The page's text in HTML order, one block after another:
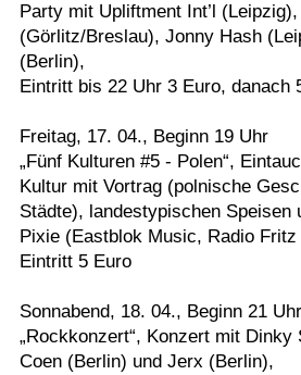
Party mit Upliftment Int’l
(Görlitz/Breslau), Jonny Hash
(Berlin),
Eintritt bis 22 Uhr 3 Euro, danach
Freitag, 17. 04., Beginn 19 Uhr
„Fünf Kulturen #5 - Polen“,
Kultur mit Vortrag (polnische
Städte), landestypischen Speisen
Pixie (Eastblok Music, Radio Fritz
Eintritt 5 Euro
Sonnabend, 18. 04., Beginn 21 Uhr
„Rockkonzert“, Konzert mit Dinky
Coen (Berlin) und Jerx (Berlin),